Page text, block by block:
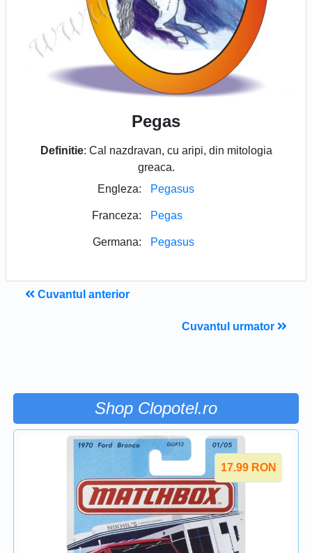
Pegas
Definitie: Cal nazdravan, cu aripi, din mitologia
greaca.
Engleza:
Pegasus
Franceza: Pegas
Germana: Pegasus
Cuvantul anterior
Cuvantul urmator
Shop Clopotel.ro
17.99 RON